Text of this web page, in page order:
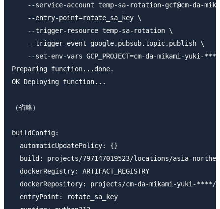
--service-account temp-sa-rotation-gcf@cm-da-
    --entry-point=rotate_sa_key \
    --trigger-resource temp-sa-rotation \
    --trigger-event google.pubsub.topic.publish \
--set-env-vars GCP_PROJECT=cm-da-mikami-yuki-
OK
（省
buildConfig:
  automaticUpdatePolicy: {}
build: projects/797147019523/locations/asia-
  dockerRegistry: ARTIFACT_REGISTRY
dockerRepository: projects/cm-da-mikami-yuki-
  entryPoint: rotate_sa_key